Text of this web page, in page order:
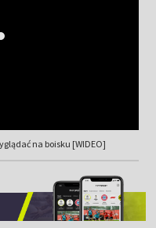
na boisku [WIDEO]